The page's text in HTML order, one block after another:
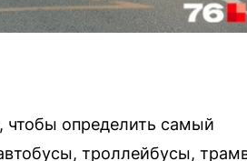
чтобы определить самый
троллейбусы,